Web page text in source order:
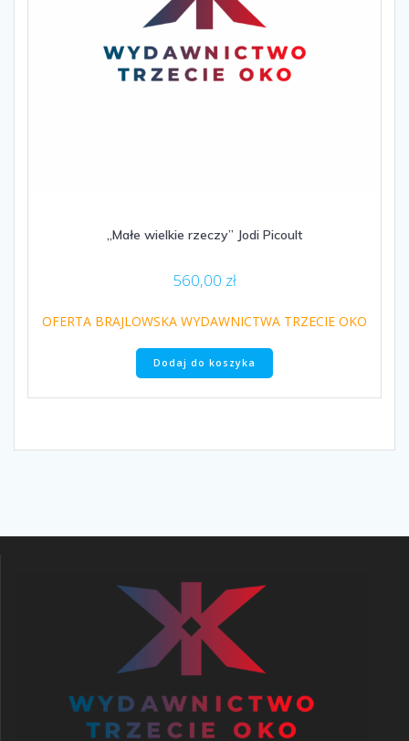
„Małe wielkie rzeczy” Jodi Picoult
560,00 zł
OFERTA BRAJLOWSKA WYDAWNICTWA TRZECIE OKO
Dodaj do koszyka